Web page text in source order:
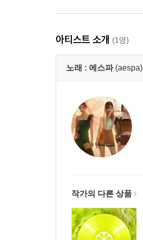
아티스트 소개 (1명)
노래 : 에스파 (aespa)
작가의 다른 상품